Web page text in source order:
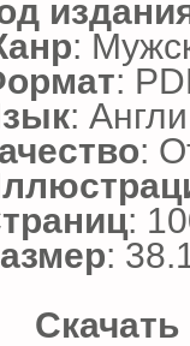
:
:
:
:
:
: